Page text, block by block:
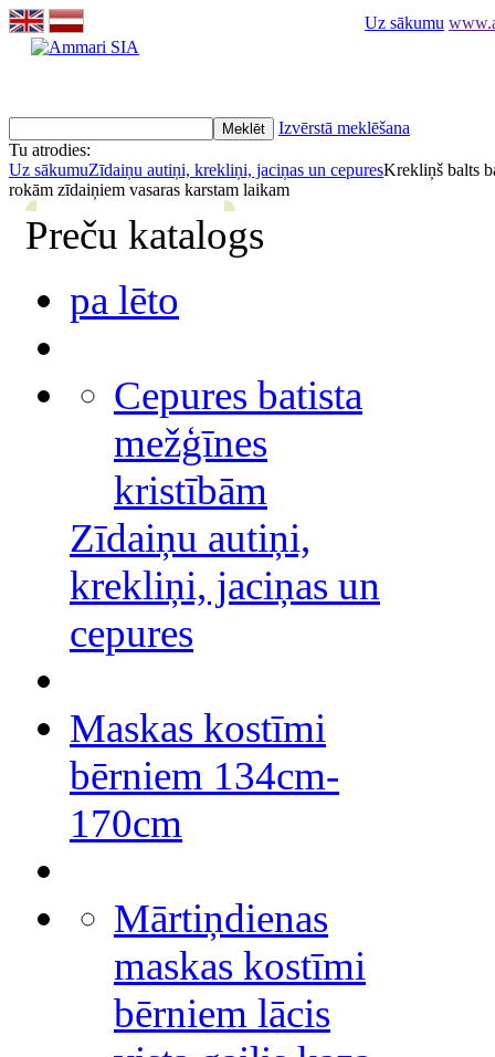
Uz sākumu
Izvērstā meklēšana
Tu atrodies:
Uz sākumuZīdaiņu autiņi, krekliņi, jaciņas un cepuresKrekliņš balts
rokām zīdaiņiem vasaras karstam laikam
Preču katalogs
pa lēto
Cepures batista
mežģīnes
kristībām
Zīdaiņu autiņi,
krekliņi, jaciņas un
cepures
Maskas kostīmi
bērniem 134cm-
170cm
Mārtiņdienas
maskas kostīmi
bērniem lācis